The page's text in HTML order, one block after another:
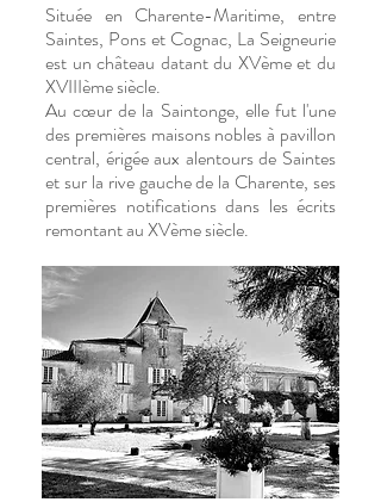
Située en Charente-Maritime, entre
Saintes, Pons et Cognac, La Seigneurie
est un château datant du XVème et du
XVIIIème siècle.
Au cœur de la Saintonge, elle fut l'une
des premières maisons nobles à pavillon
central, érigée aux alentours de Saintes
et sur la rive gauche de la Charente, ses
premières notifications dans les écrits
remontant au XVème siècle.